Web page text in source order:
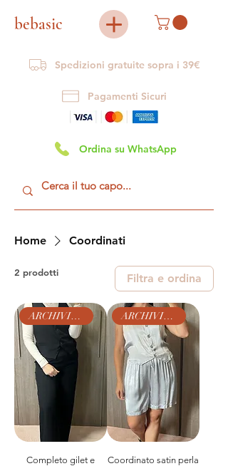
Spedizioni gratuite sopra i 39€
Pagamenti Sicuri
Ordina su WhatsApp
bebasic
Home Coordinati
2 prodotti Filtra e ordina
ARCHIVIO BEBASIC
Completo gilet e
ARCHIVIO BEBASIC
Coordinato satin perla